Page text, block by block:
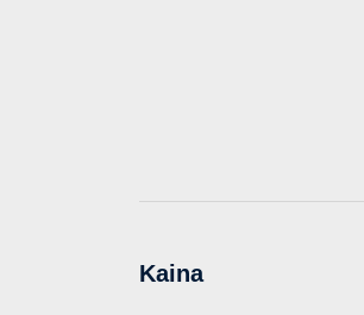
Kaina